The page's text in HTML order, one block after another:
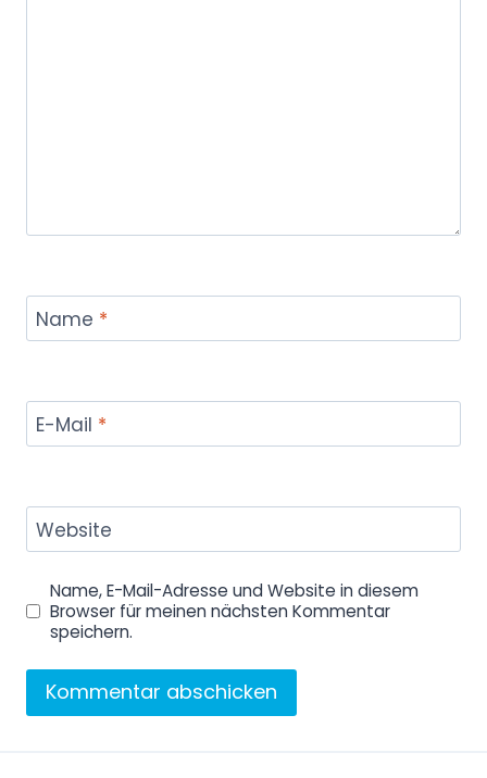
Name *
E-Mail *
Website
Name, E-Mail-Adresse und Website in diesem
Browser für meinen nächsten Kommentar
speichern.